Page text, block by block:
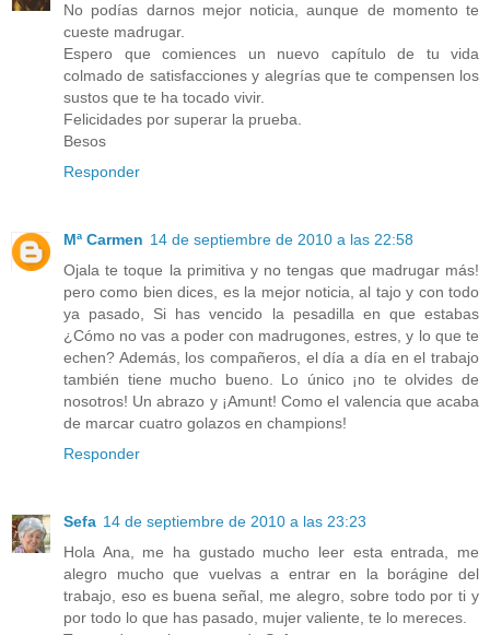
No podías darnos mejor noticia, aunque de momento te
cueste madrugar.
Espero que comiences un nuevo capítulo de tu vida
colmado de satisfacciones y alegrías que te compensen los
sustos que te ha tocado vivir.
Felicidades por superar la prueba.
Besos
Responder
Mª Carmen 14 de septiembre de 2010 a las 22:58
Ojala te toque la primitiva y no tengas que madrugar más!
pero como bien dices, es la mejor noticia, al tajo y con todo
ya pasado, Si has vencido la pesadilla en que estabas
¿Cómo no vas a poder con madrugones, estres, y lo que te
echen? Además, los compañeros, el día a día en el trabajo
también tiene mucho bueno. Lo único ¡no te olvides de
nosotros! Un abrazo y ¡Amunt! Como el valencia que acaba
de marcar cuatro golazos en champions!
Responder
Sefa 14 de septiembre de 2010 a las 23:23
Hola Ana, me ha gustado mucho leer esta entrada, me
alegro mucho que vuelvas a entrar en la borágine del
trabajo, eso es buena señal, me alegro, sobre todo por ti y
por todo lo que has pasado, mujer valiente, te lo mereces.